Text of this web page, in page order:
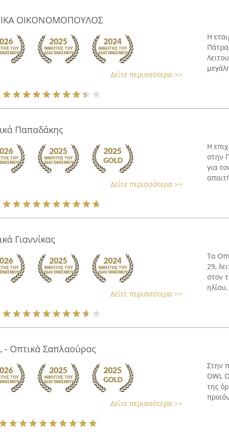
ΟΙΚΟΝΟΜΟΠΟΥΛΟΣ
Δείτε περισσότερα >>
Η
Παπαδάκης
Δείτε περισσότερα >>
Η
στην
για
Γιαννίκας
Δείτε περισσότερα >>
Τα
29,
στον
- Οπτικά Σαπλαούρας
Δείτε περισσότερα >>
Στην
OWL
της